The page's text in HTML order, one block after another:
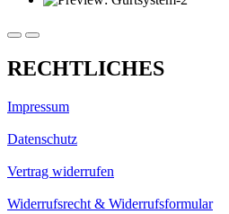
RECHTLICHES
Impressum
Datenschutz
Vertrag widerrufen
Widerrufsrecht & Widerrufsformular